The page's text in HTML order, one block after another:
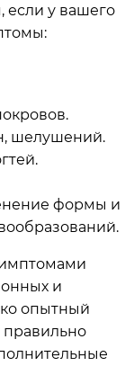
если у вашего
шелушений.
формы и
и
опытный
правильно